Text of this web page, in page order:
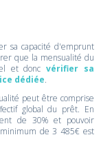
sa capacité d'emprunt
que la mensualité du
et doncvérifier sa
dédiée.
peut être comprise
global du prêt. En
de 30% et pouvoir
de 3 485€ est